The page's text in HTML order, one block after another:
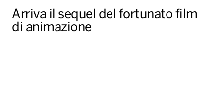
Arriva il sequel del fortunato film
di animazione